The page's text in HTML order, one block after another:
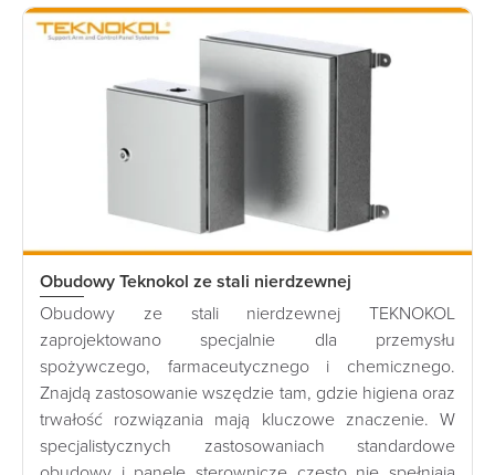
Obudowy Teknokol ze stali nierdzewnej
Obudowy ze stali nierdzewnej TEKNOKOL
zaprojektowano specjalnie dla przemysłu
spożywczego, farmaceutycznego i chemicznego.
Znajdą zastosowanie wszędzie tam, gdzie higiena oraz
trwałość rozwiązania mają kluczowe znaczenie. W
specjalistycznych zastosowaniach standardowe